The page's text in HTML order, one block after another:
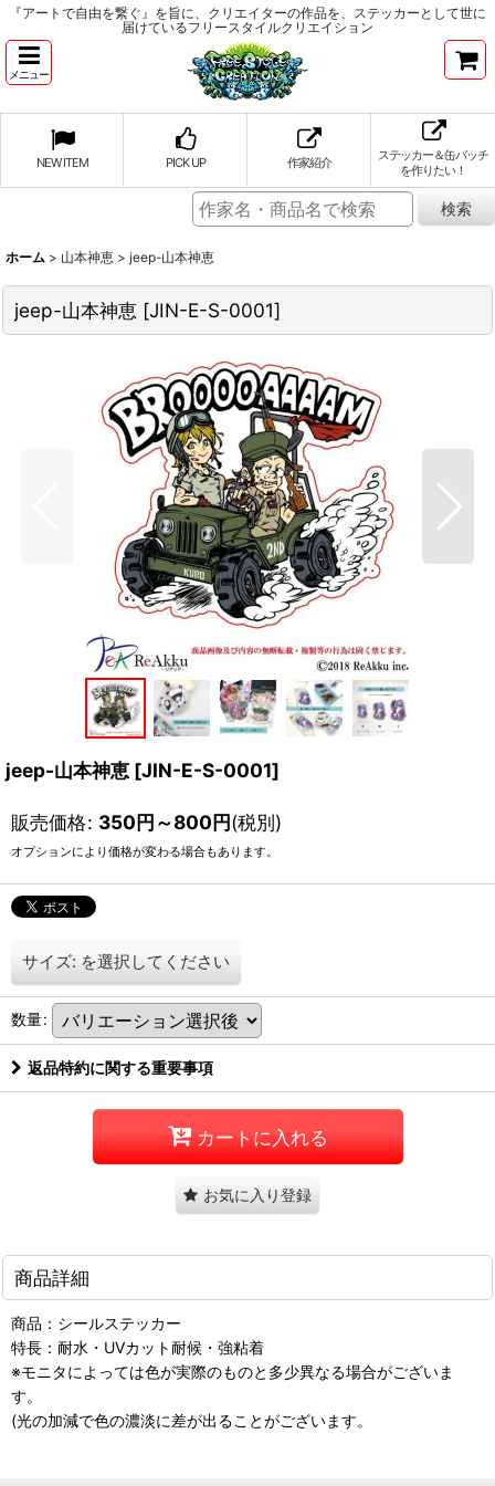
『アートで自由を繋ぐ』を旨に、クリエイターの作品を、ステッカーとして世に
届けているフリースタイルクリエイション
メニュー
NEW ITEM PICK UP 作家紹介
ステッカー＆缶バッチ
を作りたい！
ホーム > 山本神恵 > jeep-山本神恵
jeep-山本神恵 [JIN-E-S-0001]
jeep-山本神恵 [JIN-E-S-0001]
販売価格: 350円～800円(税別)
オプションにより価格が変わる場合もあります。
サイズ: を選択してください
数量:
返品特約に関する重要事項
カートに入れる
お気に入り登録
商品詳細
商品：シールステッカー
特長：耐水・UVカット耐候・強粘着
※モニタによっては色が実際のものと多少異なる場合がございま
す。
(光の加減で色の濃淡に差が出ることがございます。